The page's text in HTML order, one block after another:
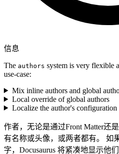
信息
The authors system is very flexible
use-case:
Mix inline authors and global
Local override of global authors
Localize the author's
作者，无论是通过Front Matter还
有名称或头像，或两者都有。 如
字，Docusaurus 将紧凑地显示他